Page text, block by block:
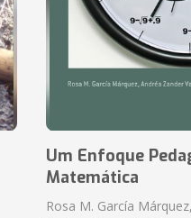
Um Enfoque
Matemática
Rosa M. García